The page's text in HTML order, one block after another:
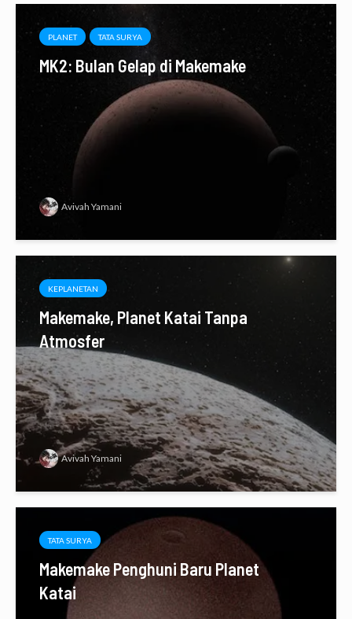
PLANET TATA SURYA
MK2: Bulan Gelap di Makemake
Avivah Yamani
KEPLANETAN
Makemake, Planet Katai Tanpa
Atmosfer
Avivah Yamani
TATA SURYA
Makemake Penghuni Baru Planet
Katai